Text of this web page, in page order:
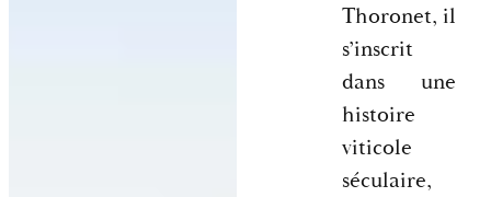
Thoronet, il
s’inscrit
dans une
histoire
viticole
séculaire,